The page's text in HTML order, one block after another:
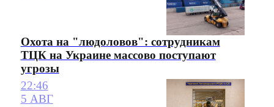
Охота на "людоловов": сотрудникам
ТЦК на Украине массово поступают
угрозы
22:46
5 АВГ